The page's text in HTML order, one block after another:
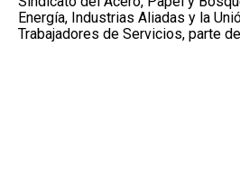
Energía, Industrias Aliadas y la
Trabajadores de Servicios, parte